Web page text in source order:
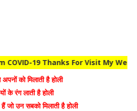
Self from COVID-19 Thanks For
को मिलाती है होली
के रंग लाती है होली
जो उन सबको मिलाती है होली